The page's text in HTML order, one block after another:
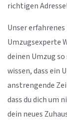
richtigen Adresse!
Unser
Umzugsexperte
deinen Umzug
wissen, dass ein
anstrengende
dass du dich um
dein neues